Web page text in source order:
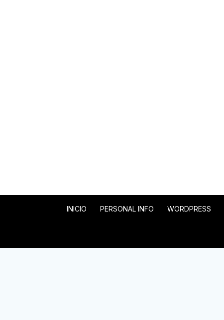
INICIO PERSONAL INFO WORDPRESS